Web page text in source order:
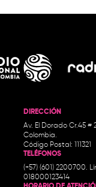
DIRECCIÓN
Av. El Dorado Cr.45 #
Colombia.
Código Postal: 111321
TELÉFONOS
(+57) (601) 2200700.
018000123414